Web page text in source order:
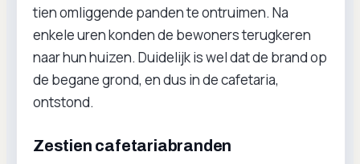
tien omliggende panden te ontruimen. Na
enkele uren konden de bewoners terugkeren
naar hun huizen. Duidelijk is wel dat de brand op
de begane grond, en dus in de cafetaria,
ontstond.
Zestien cafetariabranden